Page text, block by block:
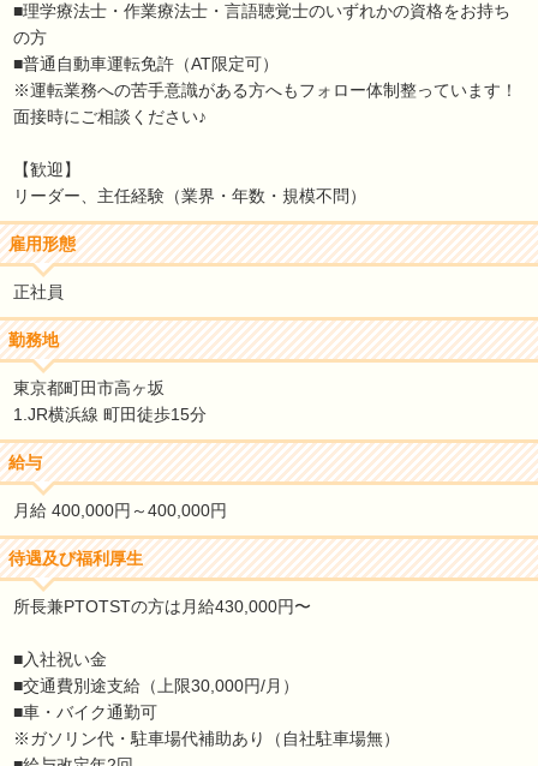
■理学療法士・作業療法士・言語聴覚士のいずれかの資格をお持ち
の方
■普通自動車運転免許（AT限定可）
※運転業務への苦手意識がある方へもフォロー体制整っています！
面接時にご相談ください♪
【歓迎】
リーダー、主任経験（業界・年数・規模不問）
雇用形態
正社員
勤務地
東京都町田市高ヶ坂
1.JR横浜線 町田徒歩15分
給与
月給 400,000円～400,000円
待遇及び福利厚生
所長兼PTOTSTの方は月給430,000円〜
■入社祝い金
■交通費別途支給（上限30,000円/月）
■車・バイク通勤可
※ガソリン代・駐車場代補助あり（自社駐車場無）